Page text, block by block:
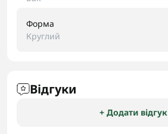
Форма
Круглий
Відгуки
+ Додати відгук